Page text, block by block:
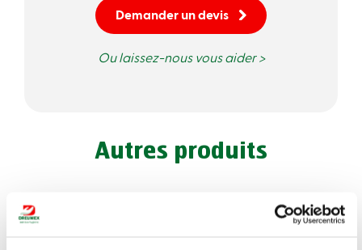
Demander un devis
Ou laissez-nous vous aider >
Autres produits